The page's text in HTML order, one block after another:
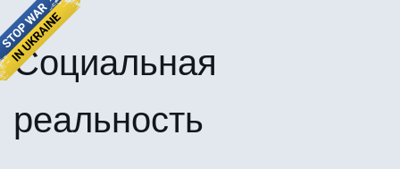
Социальная
реальность